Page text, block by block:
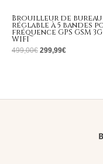
Brouilleur de bureau
réglable à 5 bandes
fréquence GPS GSM 3G
WIFI
499,00€ 299,99€